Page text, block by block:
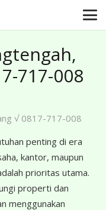
717-008
√ 0817-717-008
penting di era
kantor, maupun
prioritas utama.
properti dan
menggunakan